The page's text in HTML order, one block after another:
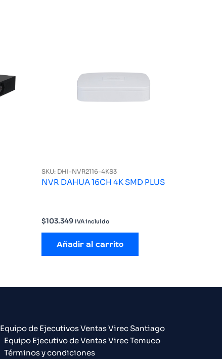
SKU: DHI-NVR2116-4KS3
NVR DAHUA 16CH 4K SMD PLUS
$103.349 IVA incluido
Añadir al carrito
Equipo de Ejecutivos Ventas Virec Santiago
Equipo Ejecutivo de Ventas Virec Temuco
Términos y condiciones